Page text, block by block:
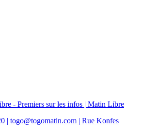
- Premiers sur les infos | Matin Libre